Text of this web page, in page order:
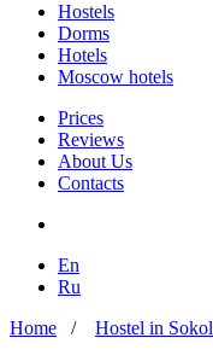
Hostels
Dorms
Hotels
Moscow hotels
Prices
Reviews
About Us
Contacts
En
Ru
Home / Hostel in